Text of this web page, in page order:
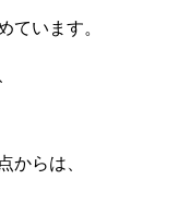
ています。
からは、